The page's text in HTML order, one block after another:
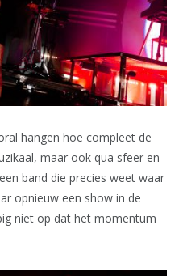
hangen hoe compleet de
maar ook qua sfeer en
band die precies weet waar
opnieuw een show in de
niet op dat het momentum